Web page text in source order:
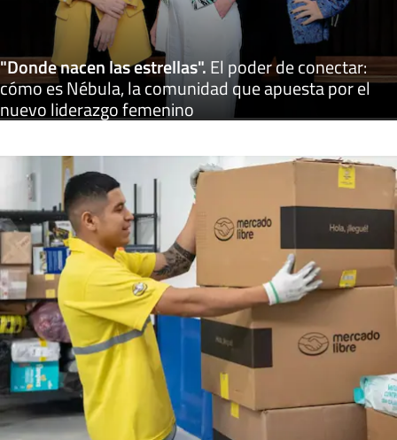
"Donde nacen las estrellas".El poder de conectar:
cómo es Nébula, la comunidad que apuesta por el
nuevo liderazgo femenino